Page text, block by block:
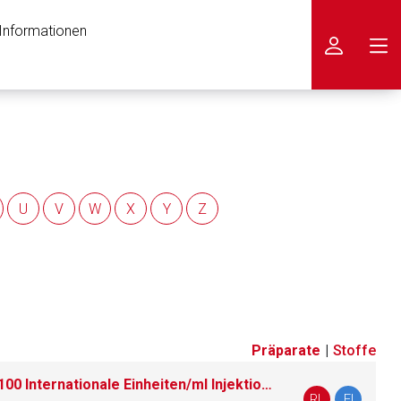
U V W X Y Z
Präparate | Stoffe
Actraphane® 30 FlexPen® 100 Internationale Einheiten/ml Injektionssuspension in einem Fertigpen